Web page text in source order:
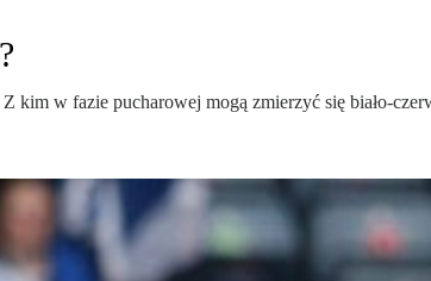
kim w fazie pucharowej mogą zmierzyć się biało-